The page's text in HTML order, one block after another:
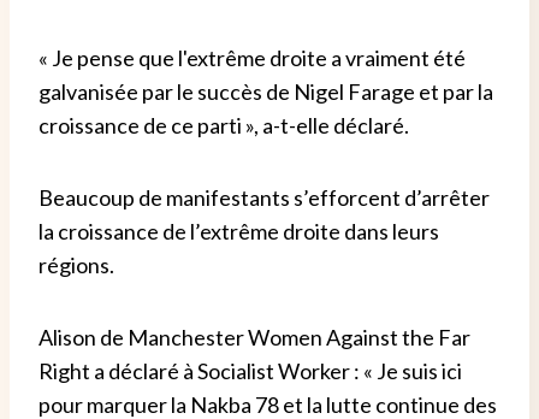
« Je pense que l'extrême droite a vraiment été
galvanisée par le succès de Nigel Farage et par la
croissance de ce parti », a-t-elle déclaré.
Beaucoup de manifestants s’efforcent d’arrêter
la croissance de l’extrême droite dans leurs
régions.
Alison de Manchester Women Against the Far
Right a déclaré à Socialist Worker : « Je suis ici
pour marquer la Nakba 78 et la lutte continue des